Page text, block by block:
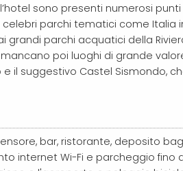
sono presenti numerosi
parchi tematici come Italia
parchi acquatici della
poi luoghi di grande
e il suggestivo Castel Sismondo,
bar, ristorante, deposito
internet Wi-Fi e parcheggio fino